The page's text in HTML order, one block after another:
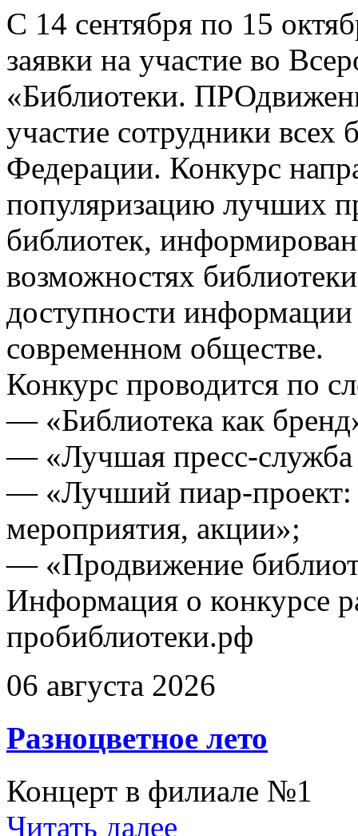
С 14 сентября по 15
заявки на участие во
«Библиотеки.
участие сотрудники всех
Федерации. Конкурс
популяризацию лучших
библиотек,
возможностях
доступности информации
современном обществе.
Конкурс проводится по
— «Библиотека как
— «Лучшая пресс-служба
— «Лучший пиар-проект:
мероприятия, акции»;
— «Продвижение
Информация о конкурсе
пробиблиотеки.рф
06 августа 2026
Разноцветное лето
Концерт в филиале №1
Читать далее